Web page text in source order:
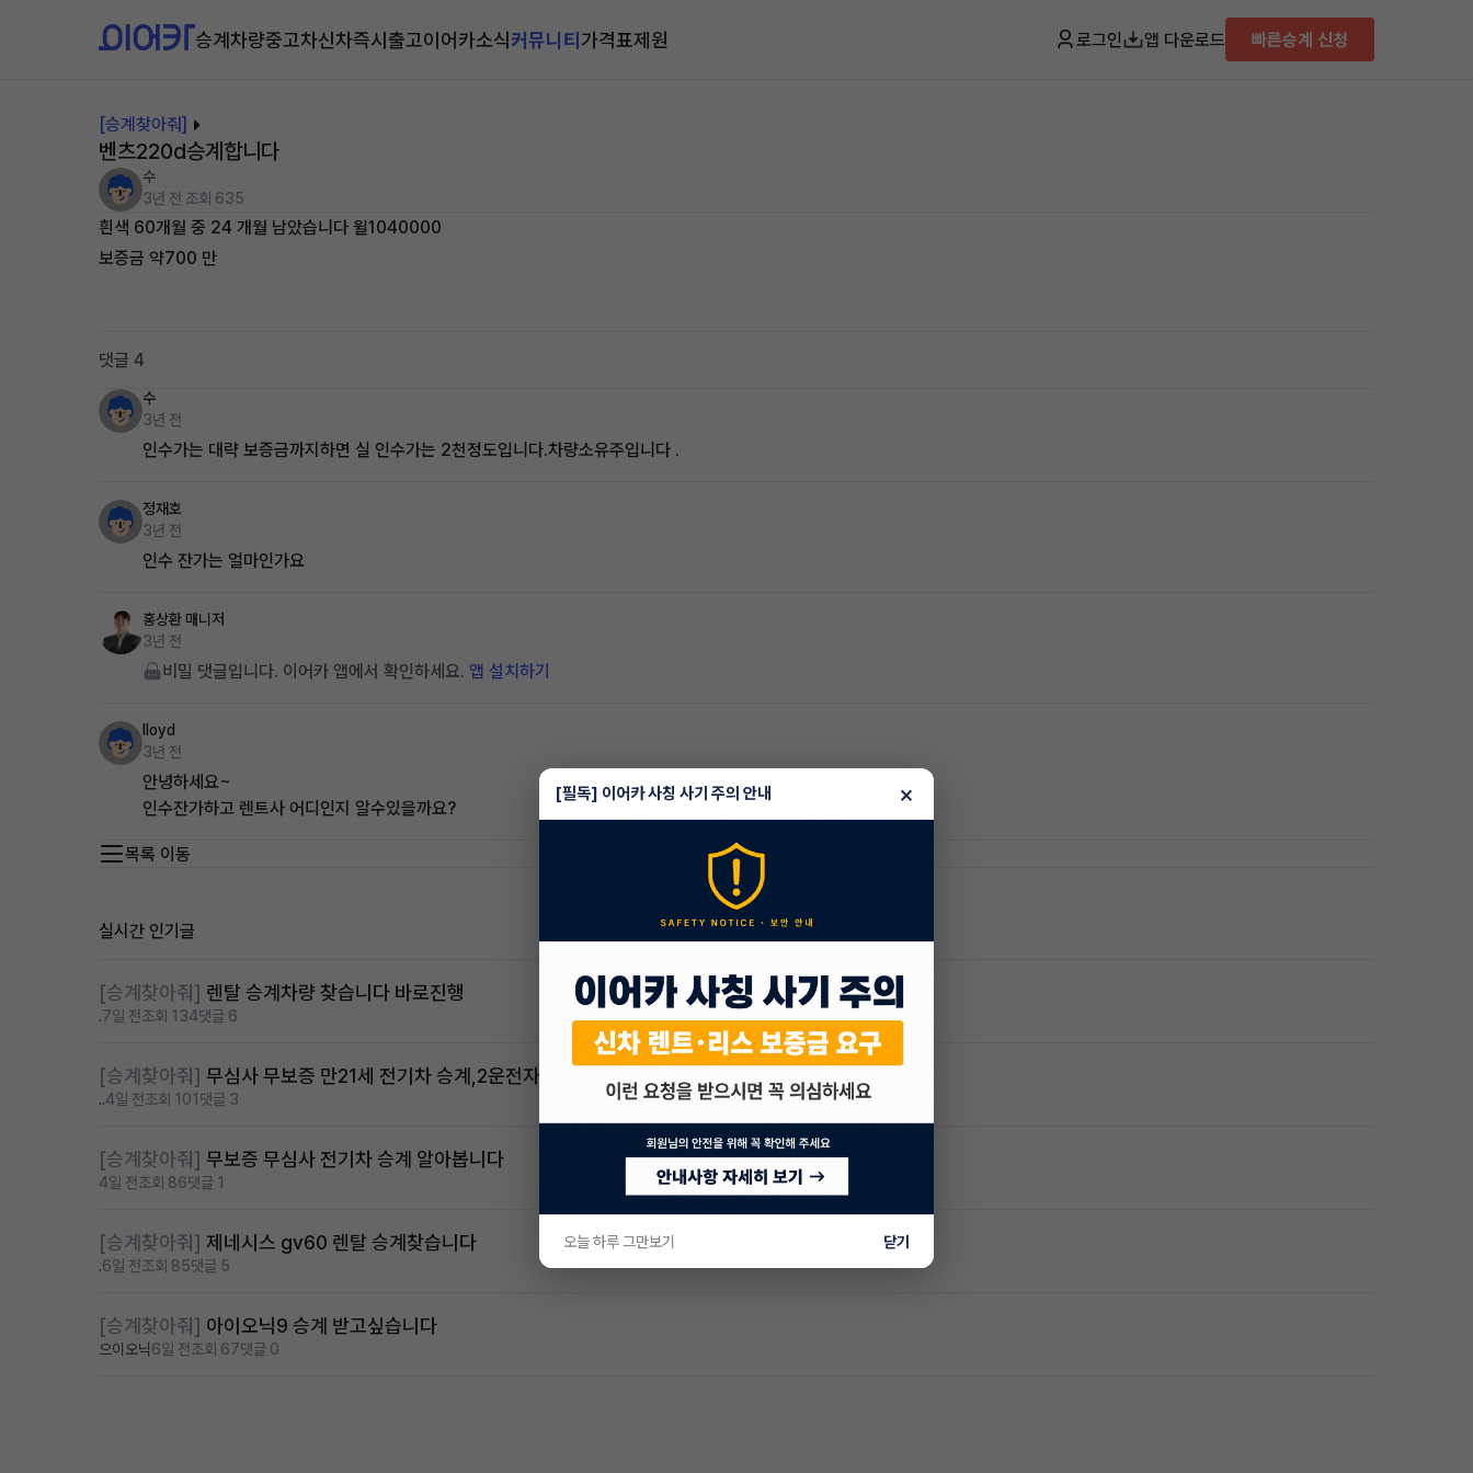
승계차량중고차신차즉시출고이어카소식커뮤니티가격표제원 로그인 앱 다운로드 빠른승계 신청
[승계찾아줘]
벤츠220d승계합니다
수
3년 전 조회 635
흰색 60개월 중 24 개월 남았습니다 윌1040000
보증금 약700 만
댓글 4
수
3년 전
인수가는 대략 보증금까지하면 실 인수가는 2천정도입니다.차량소유주입니다 .
정재호
3년 전
인수 잔가는 얼마인가요
홍상환 매니저
3년 전
비밀 댓글입니다. 이어카 앱에서 확인하세요. 앱 설치하기
lloyd
3년 전
안녕하세요~
인수잔가하고 렌트사 어디인지 알수있을까요?
목록 이동
실시간 인기글
[승계찾아줘] 렌탈 승계차량 찾습니다 바로진행
.7일 전조회 134댓글 6
[승계찾아줘] 무심사 무보증 만21세 전기차 승계,2운전자
..4일 전조회 101 댓글 3
[승계찾아줘] 무보증 무심사 전기차 승계 알아봅니다
4일 전조회 86댓글 1
[승계찾아줘] 제네시스 gv60 렌탈 승계찾습니다
.6일 전조회 85댓글 5
[승계찾아줘] 아이오닉9 승계 받고싶습니다
으이오닉6일 전조회 67댓글 0
[필독] 이어카 사칭 사기 주의 안내 ×
오늘 하루 그만보기 닫기